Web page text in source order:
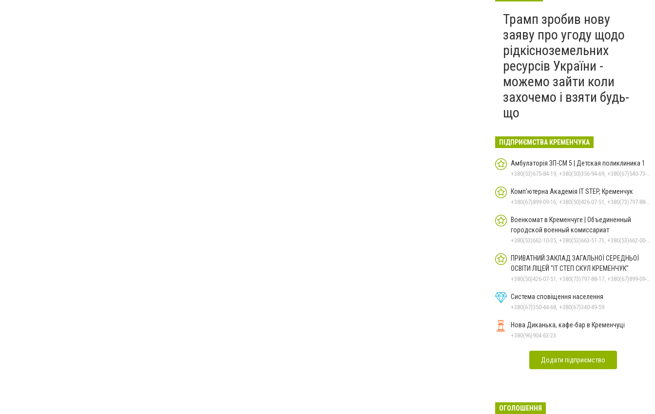
Трамп зробив нову
заяву про угоду щодо
рідкісноземельних
ресурсів України -
можемо зайти коли
захочемо і взяти будь-
що
ПІДПРИЄМСТВА КРЕМЕНЧУКА
Амбулаторія ЗП-СМ 5 | Детская поликлиника 1
+380(53)675-84-19, +380(50)356-94-69, +380(67)540-73-87
Комп'ютерна Академія IT STEP, Кременчук
+380(67)899-09-16, +380(50)426-07-51, +380(73)797-88-17
Военкомат в Кременчуге | Объединенный
городской военный комиссариат
+380(53)662-10-35, +380(53)663-51-71, +380(53)662-00-54
ПРИВАТНИЙ ЗАКЛАД ЗАГАЛЬНОЇ СЕРЕДНЬОЇ
ОСВІТИ ЛІЦЕЙ "ІТ СТЕП СКУЛ КРЕМЕНЧУК"
+380(50)426-07-51, +380(73)797-88-17, +380(67)899-09-16
Система сповіщення населення
+380(67)350-44-68, +380(67)340-49-59
Нова Диканька, кафе-бар в Кременчуці
+380(96)904-63-23
Додати підприємство
ОГОЛОШЕННЯ